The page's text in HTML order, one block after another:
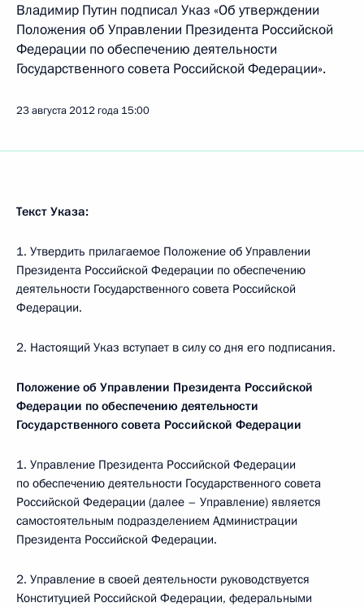
Владимир Путин подписал Указ «Об утверждении
Положения об Управлении Президента Российской
Федерации по обеспечению деятельности
Государственного совета Российской Федерации».
23 августа 2012 года 15:00
Текст Указа:
1. Утвердить прилагаемое Положение об Управлении
Президента Российской Федерации по обеспечению
деятельности Государственного совета Российской
Федерации.
2. Настоящий Указ вступает в силу со дня его подписания.
Положение об Управлении Президента Российской
Федерации по обеспечению деятельности
Государственного совета Российской Федерации
1. Управление Президента Российской Федерации
по обеспечению деятельности Государственного совета
Российской Федерации (далее – Управление) является
самостоятельным подразделением Администрации
Президента Российской Федерации.
2. Управление в своей деятельности руководствуется
Конституцией Российской Федерации, федеральными